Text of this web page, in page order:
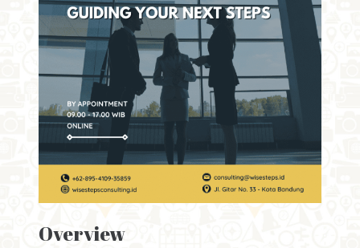
Overview